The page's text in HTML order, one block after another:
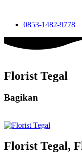
0853-1482-9778
Florist Tegal
Bagikan
Florist Tegal,